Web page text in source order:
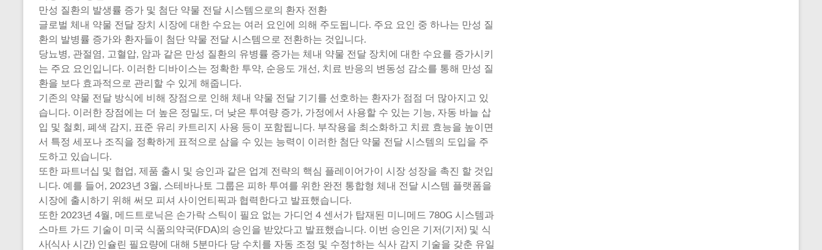
만성 질환의 발생률 증가 및 첨단 약물 전달 시스템으로의 환자 전환
글로벌 체내 약물 전달 장치 시장에 대한 수요는 여러 요인에 의해 주도됩니다. 주요 요인 중 하나는 만성 질
환의 발병률 증가와 환자들이 첨단 약물 전달 시스템으로 전환하는 것입니다.
당뇨병, 관절염, 고혈압, 암과 같은 만성 질환의 유병률 증가는 체내 약물 전달 장치에 대한 수요를 증가시키
는 주요 요인입니다. 이러한 디바이스는 정확한 투약, 순응도 개선, 치료 반응의 변동성 감소를 통해 만성 질
환을 보다 효과적으로 관리할 수 있게 해줍니다.
기존의 약물 전달 방식에 비해 장점으로 인해 체내 약물 전달 기기를 선호하는 환자가 점점 더 많아지고 있
습니다. 이러한 장점에는 더 높은 정밀도, 더 낮은 투여량 증가, 가정에서 사용할 수 있는 기능, 자동 바늘 삽
입 및 철회, 폐색 감지, 표준 유리 카트리지 사용 등이 포함됩니다. 부작용을 최소화하고 치료 효능을 높이면
서 특정 세포나 조직을 정확하게 표적으로 삼을 수 있는 능력이 이러한 첨단 약물 전달 시스템의 도입을 주
도하고 있습니다.
또한 파트너십 및 협업, 제품 출시 및 승인과 같은 업계 전략의 핵심 플레이어가이 시장 성장을 촉진 할 것입
니다. 예를 들어, 2023년 3월, 스테바나토 그룹은 피하 투여를 위한 완전 통합형 체내 전달 시스템 플랫폼을
시장에 출시하기 위해 써모 피셔 사이언티픽과 협력한다고 발표했습니다.
또한 2023년 4월, 메드트로닉은 손가락 스틱이 필요 없는 가디언 4 센서가 탑재된 미니메드 780G 시스템과
스마트 가드 기술이 미국 식품의약국(FDA)의 승인을 받았다고 발표했습니다. 이번 승인은 기저(기저) 및 식
사(식사 시간) 인슐린 필요량에 대해 5분마다 당 수치를 자동 조정 및 수정†하는 식사 감지 기술을 갖춘 유일